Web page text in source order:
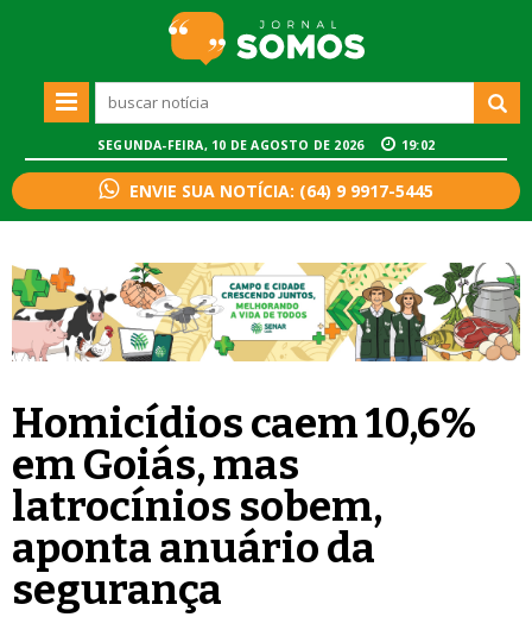
SEGUNDA-FEIRA, 10 DE AGOSTO DE 2026 19:02
ENVIE SUA NOTÍCIA: (64) 9 9917-5445
Homicídios caem 10,6%
em Goiás, mas
latrocínios sobem,
aponta anuário da
segurança